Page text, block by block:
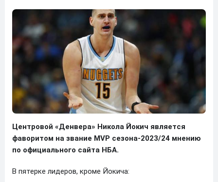
Центровой «Денвера» Никола Йокич является
фаворитом на звание MVP сезона-2023/24 мнению
по официального сайта НБА.
В пятерке лидеров, кроме Йокича: